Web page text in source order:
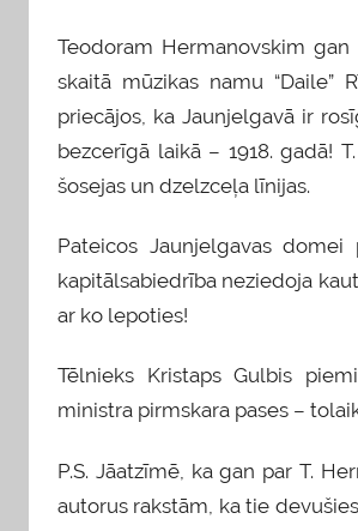
Teodoram Hermanovskim
skaitā mūzikas namu “Daile”
priecājos, ka Jaunjelgavā ir
bezcerīgā laikā – 1918. gadā!
šosejas un dzelzceļa līnijas.
Pateicos Jaunjelgavas
kapitālsabiedrība neziedoja
ar ko lepoties!
Tēlnieks Kristaps Gulbis
ministra pirmskara pases –
P.S. Jāatzīmē, ka gan par T.
autorus rakstām, ka tie